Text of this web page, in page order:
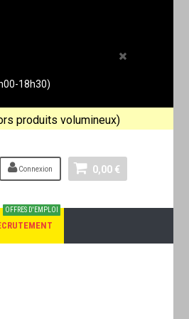
18h30)
produits volumineux)
0,00 €
Connexion
OFFRES D'EMPLOI